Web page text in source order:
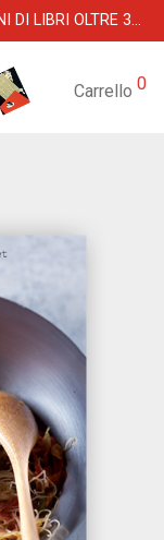
SPEDIZIONI GRATUITE IN ITALIA PER ORDINI DI LIBRI OLTRE 39 €
Carrello 0